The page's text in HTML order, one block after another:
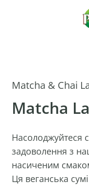
Matcha & Chai
Matcha
Насолоджуйтеся
задоволення з
насиченим
Ця веганська